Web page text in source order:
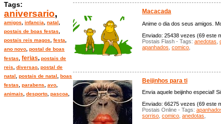
Tags:
aniversario,
amigos infancia natal
postais de boas festas
postais reis magos
festa
ano novo postal de boas
festas
ferias, postais de
reis
diversao postal de
natal
postais de natal
boas
festas
parabens avo
animais
desporto pascoa
Macacada
Anime o dia dos seus amigos.
Enviado: 25438 vezes (69 este
Postais Flash - Tags: anedotas
apanhados comico
Beijinhos para ti
Envia aquele beijinho especial!
Enviado: 66275 vezes (69 este
Postais Online - Tags:
sorriso comico anedotas